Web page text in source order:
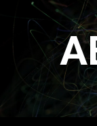
Перейти
содержимому